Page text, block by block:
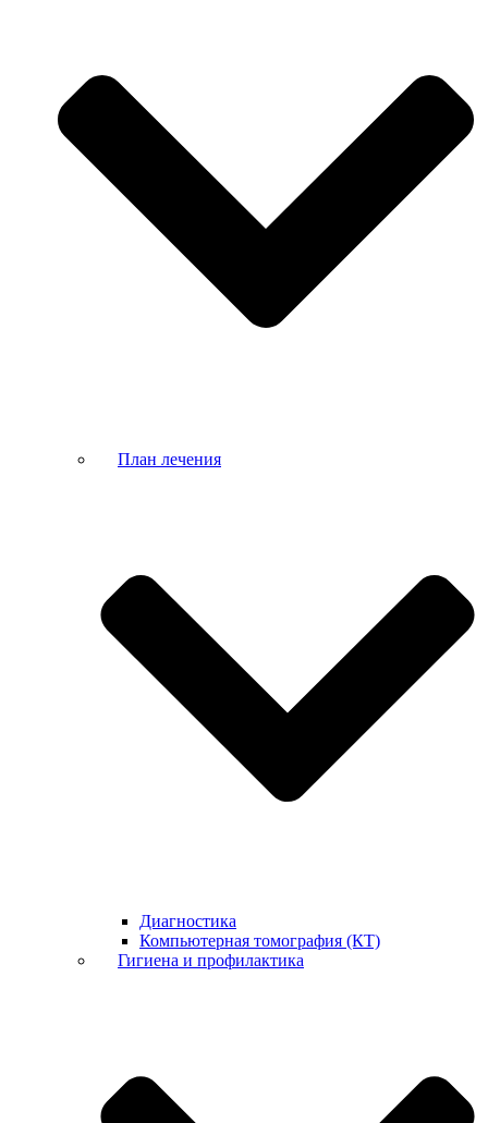
План лечения
Диагностика
Компьютерная томография (КТ)
Гигиена и профилактика